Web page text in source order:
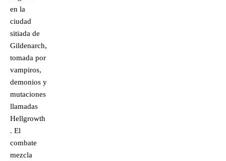
en la
ciudad
sitiada de
Gildenarch,
tomada por
vampiros,
demonios y
mutaciones
llamadas
Hellgrowth
. El
combate
mezcla